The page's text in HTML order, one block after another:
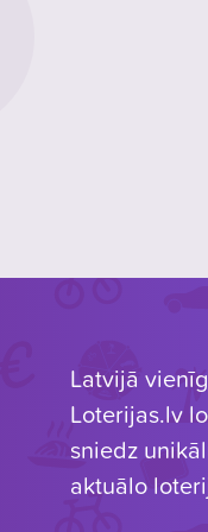
Latvijā
Loterijas.lv
sniedz
aktuālo